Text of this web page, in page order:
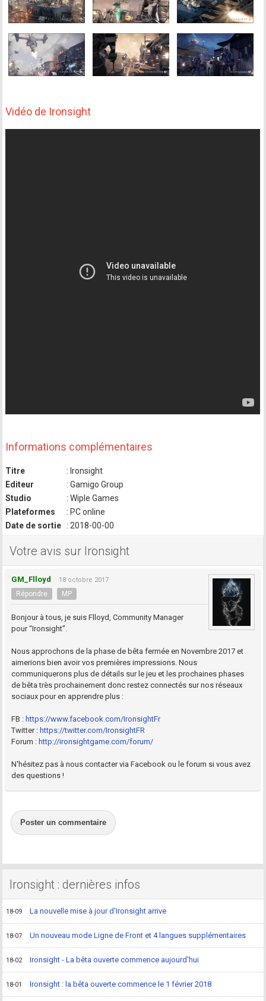
Vidéo de Ironsight
Informations complémentaires
Titre
: Ironsight
Editeur
: Gamigo Group
Studio
: Wiple Games
Plateformes
: PC online
Date de sortie
: 2018-00-00
Votre avis sur Ironsight
GM_Flloyd 18 octobre 2017
Répondre MP
Bonjour à tous, je suis Flloyd, Community Manager
pour “Ironsight”.
Nous approchons de la phase de bêta fermée en Novembre 2017 et
aimerions bien avoir vos premières impressions. Nous
communiquerons plus de détails sur le jeu et les prochaines phases
de bêta très prochainement donc restez connectés sur nos réseaux
sociaux pour en apprendre plus :
FB :https://www.facebook.com/IronsightFr
Twitter :https://twitter.com/IronsightFR
Forum :http://ironsightgame.com/forum/
N'hésitez pas à nous contacter via Facebook ou le forum si vous avez
des questions !
Poster un commentaire
Ironsight : dernières infos
18-09 La nouvelle mise à jour d'Ironsight arrive
18-07 Un nouveau mode Ligne de Front et 4 langues supplémentaires
18-02 Ironsight - La bêta ouverte commence aujourd'hui
18-01 Ironsight : la bêta ouverte commence le 1 février 2018